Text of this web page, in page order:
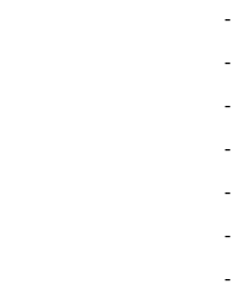
-
-
-
-
-
-
-